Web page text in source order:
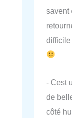
savent
difficile
- Cest
de
côté